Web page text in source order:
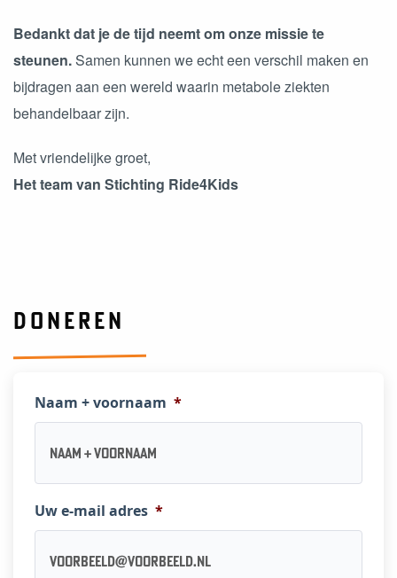
Bedankt dat je de tijd neemt om onze missie te
steunen.Samen kunnen we echt een verschil maken en
bijdragen aan een wereld waarin metabole ziekten
behandelbaar zijn.
Met vriendelijke groet,
Het team van Stichting Ride4Kids
DONEREN
Naam + voornaam *
Uw e-mail adres *